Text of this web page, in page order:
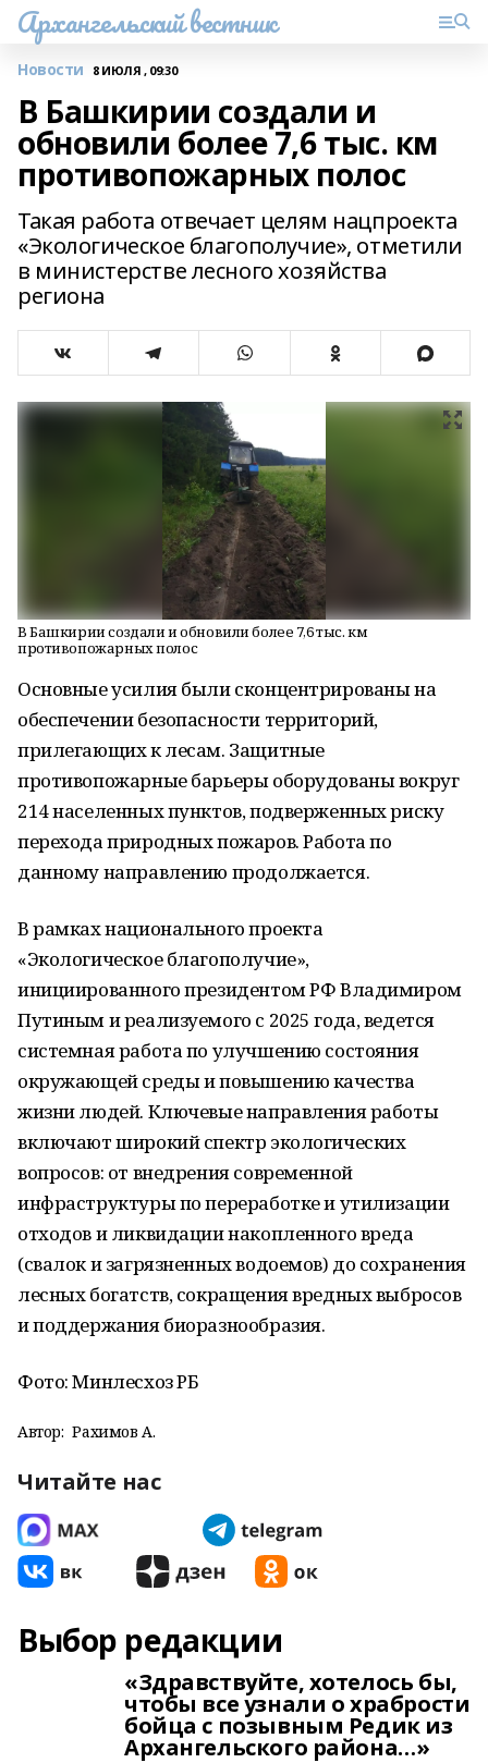
Архангельский вестник
Новости 8 ИЮЛЯ , 09:30
В Башкирии создали и
обновили более 7,6 тыс. км
противопожарных полос
Такая работа отвечает целям нацпроекта
«Экологическое благополучие», отметили
в министерстве лесного хозяйства
региона
В Башкирии создали и обновили более 7,6 тыс. км
противопожарных полос
Основные усилия были сконцентрированы на
обеспечении безопасности территорий,
прилегающих к лесам. Защитные
противопожарные барьеры оборудованы вокруг
214 населенных пунктов, подверженных риску
перехода природных пожаров. Работа по
данному направлению продолжается.
В рамках национального проекта
«Экологическое благополучие»,
инициированного президентом РФ Владимиром
Путиным и реализуемого с 2025 года, ведется
системная работа по улучшению состояния
окружающей среды и повышению качества
жизни людей. Ключевые направления работы
включают широкий спектр экологических
вопросов: от внедрения современной
инфраструктуры по переработке и утилизации
отходов и ликвидации накопленного вреда
(свалок и загрязненных водоемов) до сохранения
лесных богатств, сокращения вредных выбросов
и поддержания биоразнообразия.
Фото: Минлесхоз РБ
Автор: Рахимов А.
Читайте нас
Выбор редакции
«Здравствуйте, хотелось бы,
чтобы все узнали о храбрости
бойца с позывным Редик из
Архангельского района…»